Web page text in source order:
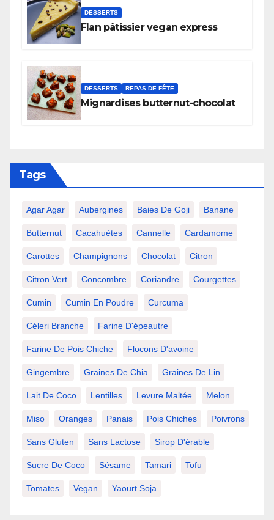
DESSERTS
Flan pâtissier vegan express
DESSERTS REPAS DE FÊTE
Mignardises butternut-chocolat
Tags
Agar Agar Aubergines Baies De Goji Banane
Butternut Cacahuètes Cannelle Cardamome
Carottes Champignons Chocolat Citron
Citron Vert Concombre Coriandre Courgettes
Cumin Cumin En Poudre Curcuma
Céleri Branche Farine D'épeautre
Farine De Pois Chiche Flocons D'avoine
Gingembre Graines De Chia Graines De Lin
Lait De Coco Lentilles Levure Maltée Melon
Miso Oranges Panais Pois Chiches Poivrons
Sans Gluten Sans Lactose Sirop D'érable
Sucre De Coco Sésame Tamari Tofu
Tomates Vegan Yaourt Soja